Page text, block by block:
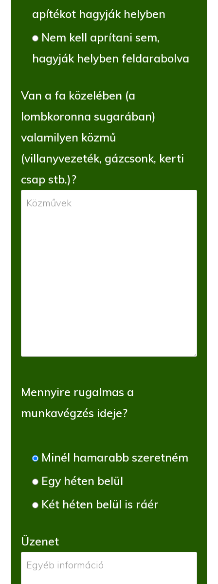
apítékot hagyják helyben
Nem kell aprítani sem,
hagyják helyben feldarabolva
Van a fa közelében (a
lombkoronna sugarában)
valamilyen közmű
(villanyvezeték, gázcsonk, kerti
csap stb.)?
Mennyire rugalmas a
munkavégzés ideje?
Minél hamarabb szeretném
Egy héten belül
Két héten belül is ráér
Üzenet